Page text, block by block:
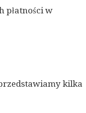
płatności w
kilka